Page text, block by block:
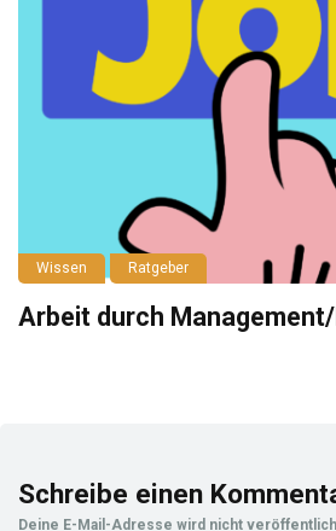
Wissen Ratgeber
Arbeit durch Management/
Schreibe einen
Deine E-Mail-Adresse wird nicht